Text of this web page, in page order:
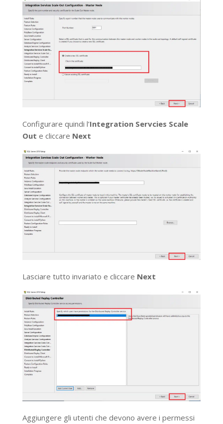
Configurare quindi l’Integration Servcies Scale
Out e cliccare Next
Lasciare tutto invariato e cliccare Next
Aggiungere gli utenti che devono avere i permessi